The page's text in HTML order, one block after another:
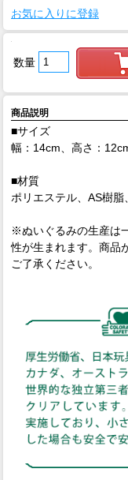
お気に入りに登録
数量
商品説明
■サイズ
幅：14cm、高さ：
■材質
ポリエステル、AS樹
※ぬいぐるみの生産は
性が生まれます。商品
ご了承ください。